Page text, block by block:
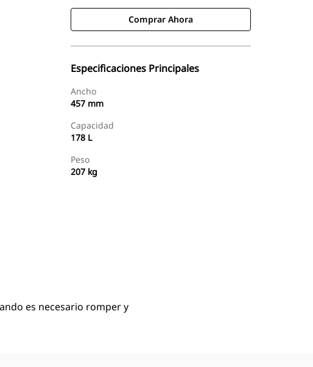
Comprar Ahora
Especificaciones Principales
Ancho
457 mm
Capacidad
178 L
Peso
207 kg
es necesario romper y